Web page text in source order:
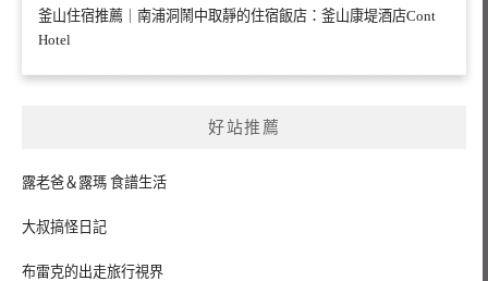
釜山住宿推薦｜南浦洞鬧中取靜的住宿飯店：釜山康堤酒店Cont
Hotel
好站推薦
露老爸＆露瑪 食譜生活
大叔搞怪日記
布雷克的出走旅行視界